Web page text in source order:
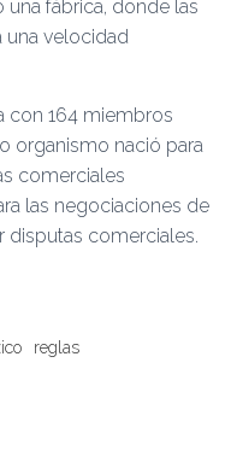
fábrica, donde las
una velocidad
con 164 miembros
organismo nació para
comerciales
las negociaciones de
disputas comerciales.
reglas